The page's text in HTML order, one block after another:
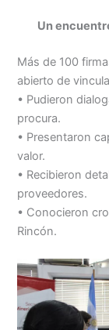
Un
Más de 100
abierto de
• Pudieron
procura.
• Presentaron
valor.
• Recibieron
proveedores.
• Conocieron
Rincón.